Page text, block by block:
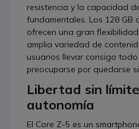
resistencia y la capacidad
fundamentales. Los 128 GB
ofrecen una gran
amplia variedad de
usuarios llevar consigo
preocuparse por quedarse
Libertad sin
autonomía
El Core Z-5 es un